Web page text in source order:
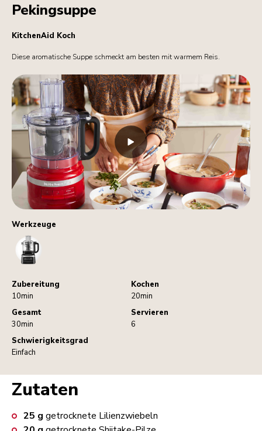
Werkzeuge
FoodProcessor
Zubereitung
10min
Kochen
20min
Gesamt
30min
Servieren
6
Schwierigkeitsgrad
Einfach
Pekingsuppe
KitchenAid Koch
Diese aromatische Suppe schmeckt am besten mit warmem Reis.
Zutaten
25 g getrocknete Lilienzwiebeln